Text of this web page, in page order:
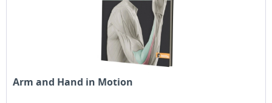
Arm and Hand in Motion